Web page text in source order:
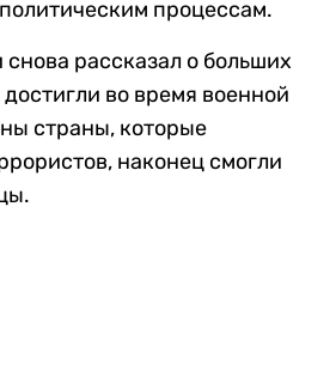
процессам.
рассказал о больших
во время военной
страны, которые
наконец смогли